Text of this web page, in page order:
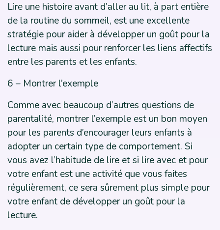
Lire une histoire avant d’aller au lit, à part entière
de la routine du sommeil, est une excellente
stratégie pour aider à développer un goût pour la
lecture mais aussi pour renforcer les liens affectifs
entre les parents et les enfants.
6 – Montrer l’exemple
Comme avec beaucoup d’autres questions de
parentalité, montrer l’exemple est un bon moyen
pour les parents d’encourager leurs enfants à
adopter un certain type de comportement. Si
vous avez l’habitude de lire et si lire avec et pour
votre enfant est une activité que vous faites
régulièrement, ce sera sûrement plus simple pour
votre enfant de développer un goût pour la
lecture.